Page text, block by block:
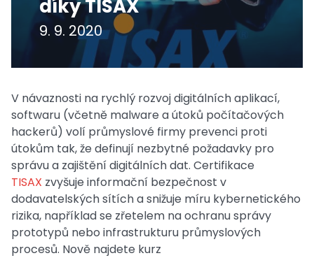
díky TISAX
9. 9. 2020
V návaznosti na rychlý rozvoj digitálních aplikací,
softwaru (včetně malware a útoků počítačových
hackerů) volí průmyslové firmy prevenci proti
útokům tak, že definují nezbytné požadavky pro
správu a zajištění digitálních dat. Certifikace
TISAX zvyšuje informační bezpečnost v
dodavatelských sítích a snižuje míru kybernetického
rizika, například se zřetelem na ochranu správy
prototypů nebo infrastrukturu průmyslových
procesů. Nově najdete kurz